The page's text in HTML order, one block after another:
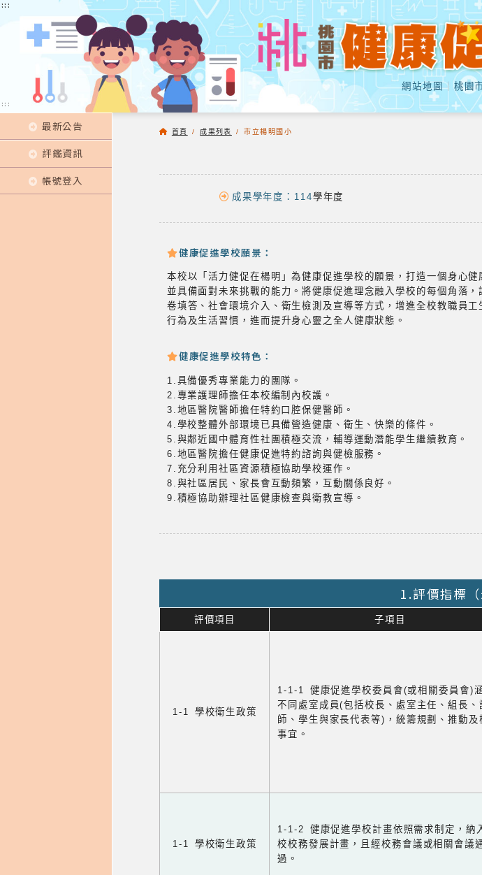
:::
網站地圖｜ 桃園
:::
最新公告
評鑑資訊
帳號登入
首頁 /成果列表 / 市立楊明國小
成果學年度：114學年度
健康促進學校願景：
本校以「活力健促在楊明」為健康促進學校的願景，打造一個身心
並具備面對未來挑戰的能力。將健康促進理念融入學校的每個角落
卷填答、社會環境介入、衛生檢測及宣導等方式，增進全校教職員
行為及生活習慣，進而提升身心靈之全人健康狀態。
健康促進學校特色：
1.具備優秀專業能力的團隊。
2.專業護理師擔任本校編制內校護。
3.地區醫院醫師擔任特約口腔保健醫師。
4.學校整體外部環境已具備營造健康、衛生、快樂的條件。
5.與鄰近國中體育性社團積極交流，輔導運動潛能學生繼續教育。
6.地區醫院擔任健康促進特約諮詢與健檢服務。
7.充分利用社區資源積極協助學校運作。
8.與社區居民、家長會互動頻繁，互動關係良好。
9.積極協助辦理社區健康檢查與衛教宣導。
1.評價指標
評價項目 子項目
1-1 學校衛生政策
1-1-1 健康促進學校委員會(或相關委員會)
不同處室成員(包括校長、處室主任、組長、
師、學生與家長代表等)，統籌規劃、推動及
事宜。
1-1 學校衛生政策
1-1-2 健康促進學校計畫依照需求制定，納
校校務發展計畫，且經校務會議或相關會議
過。
:::